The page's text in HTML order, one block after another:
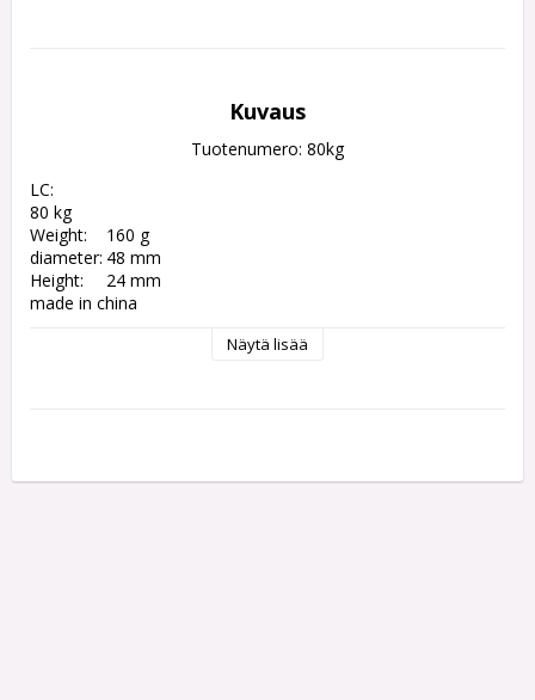
Kuvaus
Tuotenumero: 80kg
LC:
80 kg
Weight:	160 g
diameter:	48 mm
Height:	24 mm
made in china
Näytä lisää